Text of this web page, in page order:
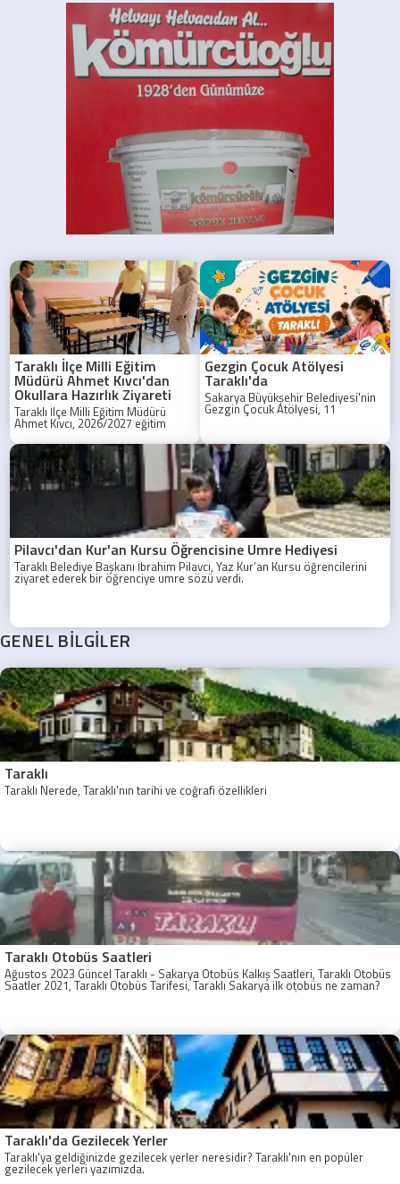
Taraklı İlçe Milli Eğitim
Müdürü Ahmet Kıvcı'dan
Okullara Hazırlık Ziyareti
Taraklı İlçe Milli Eğitim Müdürü
Ahmet Kıvcı, 2026/2027 eğitim
öğretim yılı hazırlıkları kapsamında
okulları ziyaret etti.
Gezgin Çocuk Atölyesi
Taraklı'da
Sakarya Büyükşehir Belediyesi'nin
Gezgin Çocuk Atölyesi, 11
Ağustos'ta Taraklı'da çocuklarla
Pilavcı'dan Kur'an Kursu Öğrencisine Umre Hediyesi
Taraklı Belediye Başkanı İbrahim Pilavcı, Yaz Kur’an Kursu öğrencilerini
ziyaret ederek bir öğrenciye umre sözü verdi.
GENEL BİLGİLER
Taraklı
Taraklı Nerede, Taraklı'nın tarihi ve coğrafi özellikleri
Taraklı Otobüs Saatleri
Ağustos 2023 Güncel Taraklı - Sakarya Otobüs Kalkış Saatleri, Taraklı Otobüs
Saatler 2021, Taraklı Otobüs Tarifesi, Taraklı Sakarya ilk otobüs ne zaman?
Taraklı - Sakarya Son Otobüs Ne zaman? Sakarya Taraklı İlk Otobüs Ne
Taraklı'da Gezilecek Yerler
Taraklı'ya geldiğinizde gezilecek yerler neresidir? Taraklı'nın en popüler
gezilecek yerleri yazımızda.